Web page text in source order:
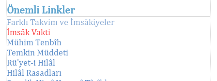
Önemli Linkler
Farklı Takvim ve İmsâkiyeler
İmsâk Vakti
Mühim Tenbîh
Temkin Müddeti
Rü'yet-i Hilâl
Hilâl Rasadları